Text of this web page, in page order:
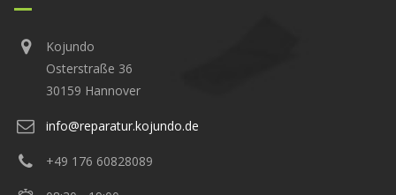
Kojundo
Osterstraße 36
30159 Hannover
info@reparatur.kojundo.de
+49 176 60828089